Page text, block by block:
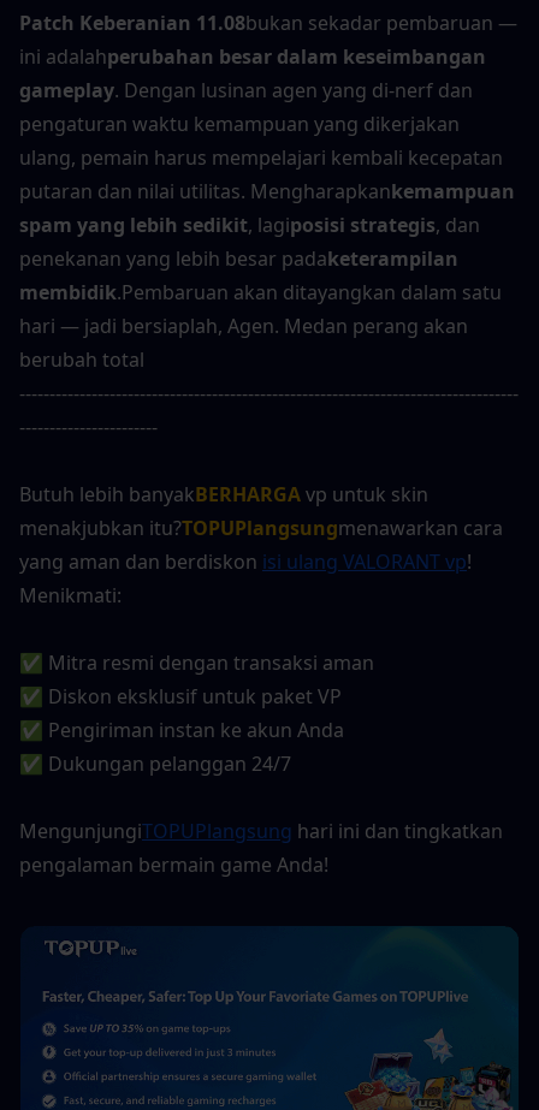
Patch Keberanian 11.08bukan sekadar pembaruan —
ini adalahperubahan besar dalam keseimbangan
gameplay. Dengan lusinan agen yang di-nerf dan
pengaturan waktu kemampuan yang dikerjakan
ulang, pemain harus mempelajari kembali kecepatan
putaran dan nilai utilitas. Mengharapkankemampuan
spam yang lebih sedikit, lagiposisi strategis, dan
penekanan yang lebih besar padaketerampilan
membidik.Pembaruan akan ditayangkan dalam satu
hari — jadi bersiaplah, Agen. Medan perang akan
berubah total
-----------------------------------------------------------------------------------
-----------------------
Butuh lebih banyakBERHARGA vp untuk skin
menakjubkan itu?TOPUPlangsungmenawarkan cara
yang aman dan berdiskon isi ulang VALORANT vp!
Menikmati:
✅ Mitra resmi dengan transaksi aman
✅ Diskon eksklusif untuk paket VP
✅ Pengiriman instan ke akun Anda
✅ Dukungan pelanggan 24/7
MengunjungiTOPUPlangsung hari ini dan tingkatkan
pengalaman bermain game Anda!